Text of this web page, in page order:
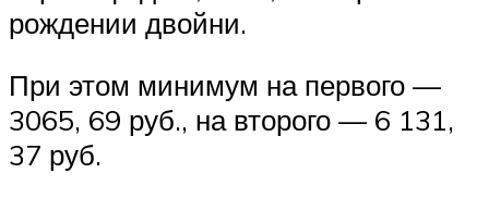
рождении двойни.
При этом минимум на первого —
3065, 69 руб., на второго — 6 131,
37 руб.